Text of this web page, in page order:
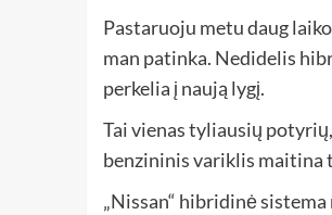
Pastaruoju metu daug
man patinka. Nedidelis
perkelia į naują lygį.
Tai vienas tyliausių
benzininis variklis maitina
„Nissan“ hibridinė